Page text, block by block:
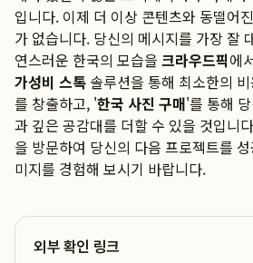
입니다. 이제 더 이상 콘텐츠와 동떨어
가 없습니다. 당신의 메시지를 가장 잘
연스러운 한국의 모습을 크라우드픽에
가성비 스톡 솔루션을 통해 최소한의
를 창출하고, '한국 사진 구매'를 통해
과 깊은 공감대를 더할 수 있을 것입니
을 방문하여 당신의 다음 프로젝트를
미지를 경험해 보시기 바랍니다.
외부 확인 링크